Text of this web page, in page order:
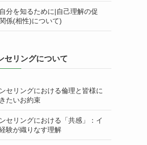
分を知るために|自己理解の促
係(相性)について)
セリングについて
セリングにおける倫理と皆様に
たいお約束
セリングにおける「共感」：イ
験が織りなす理解